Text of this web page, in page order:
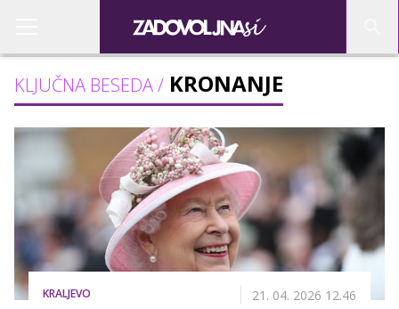
KLJUČNA BESEDA / KRONANJE
KRALJEVO 21. 04. 2026 12.46